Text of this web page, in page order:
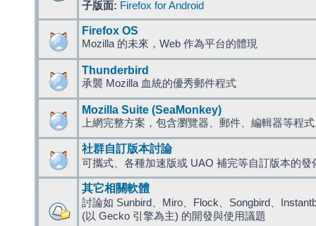
子版面: Firefox for Android
Firefox OS
Mozilla 的未來，Web 作為平台的體現
Thunderbird
承襲 Mozilla 血統的優秀郵件程式
Mozilla Suite (SeaMonkey)
上網完整方案，包含瀏覽器、郵件、編輯器等程
社群自訂版本討論
可攜式、各種加速版或 UAO 補完等自訂版本的發
其它相關軟體
討論如 Sunbird、Miro、Flock、Songbird、
(以 Gecko 引擎為主) 的開發與使用議題